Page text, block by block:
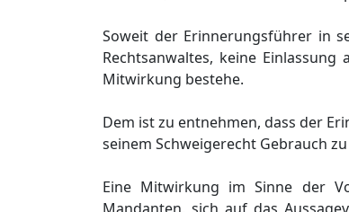
Soweit der Erinnerungsführer in
Rechtsanwaltes, keine
Mitwirkung bestehe.
Dem ist zu entnehmen, dass der
seinem Schweigerecht Gebrauch
Eine Mitwirkung im Sinne der